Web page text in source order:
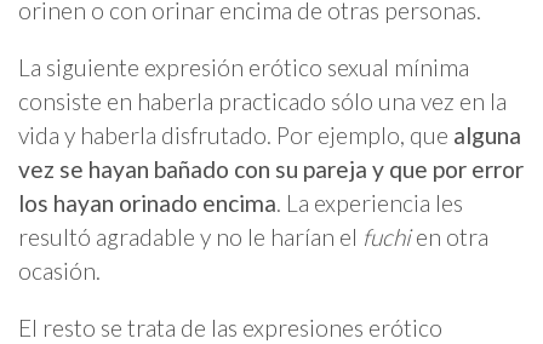
orinen o con orinar encima de otras personas.
La siguiente expresión erótico sexual mínima
consiste en haberla practicado sólo una vez en la
vida y haberla disfrutado. Por ejemplo, que alguna
vez se hayan bañado con su pareja y que por error
los hayan orinado encima. La experiencia les
resultó agradable y no le harían el fuchien otra
ocasión.
El resto se trata de las expresiones erótico